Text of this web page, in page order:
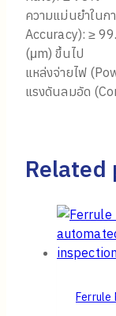
ความแม่นยำใน
Accuracy): ≥
(μm) ขึ้นไป
แหล่งจ่ายไฟ
แรงดันลมอัด
Related